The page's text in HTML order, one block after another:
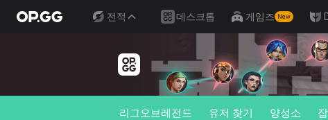
전적 데스크톱 게임즈 New
리그오브레전드 유저 찾기 양성소